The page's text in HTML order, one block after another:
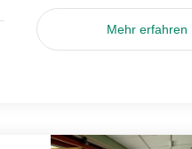
Mehr erfahren